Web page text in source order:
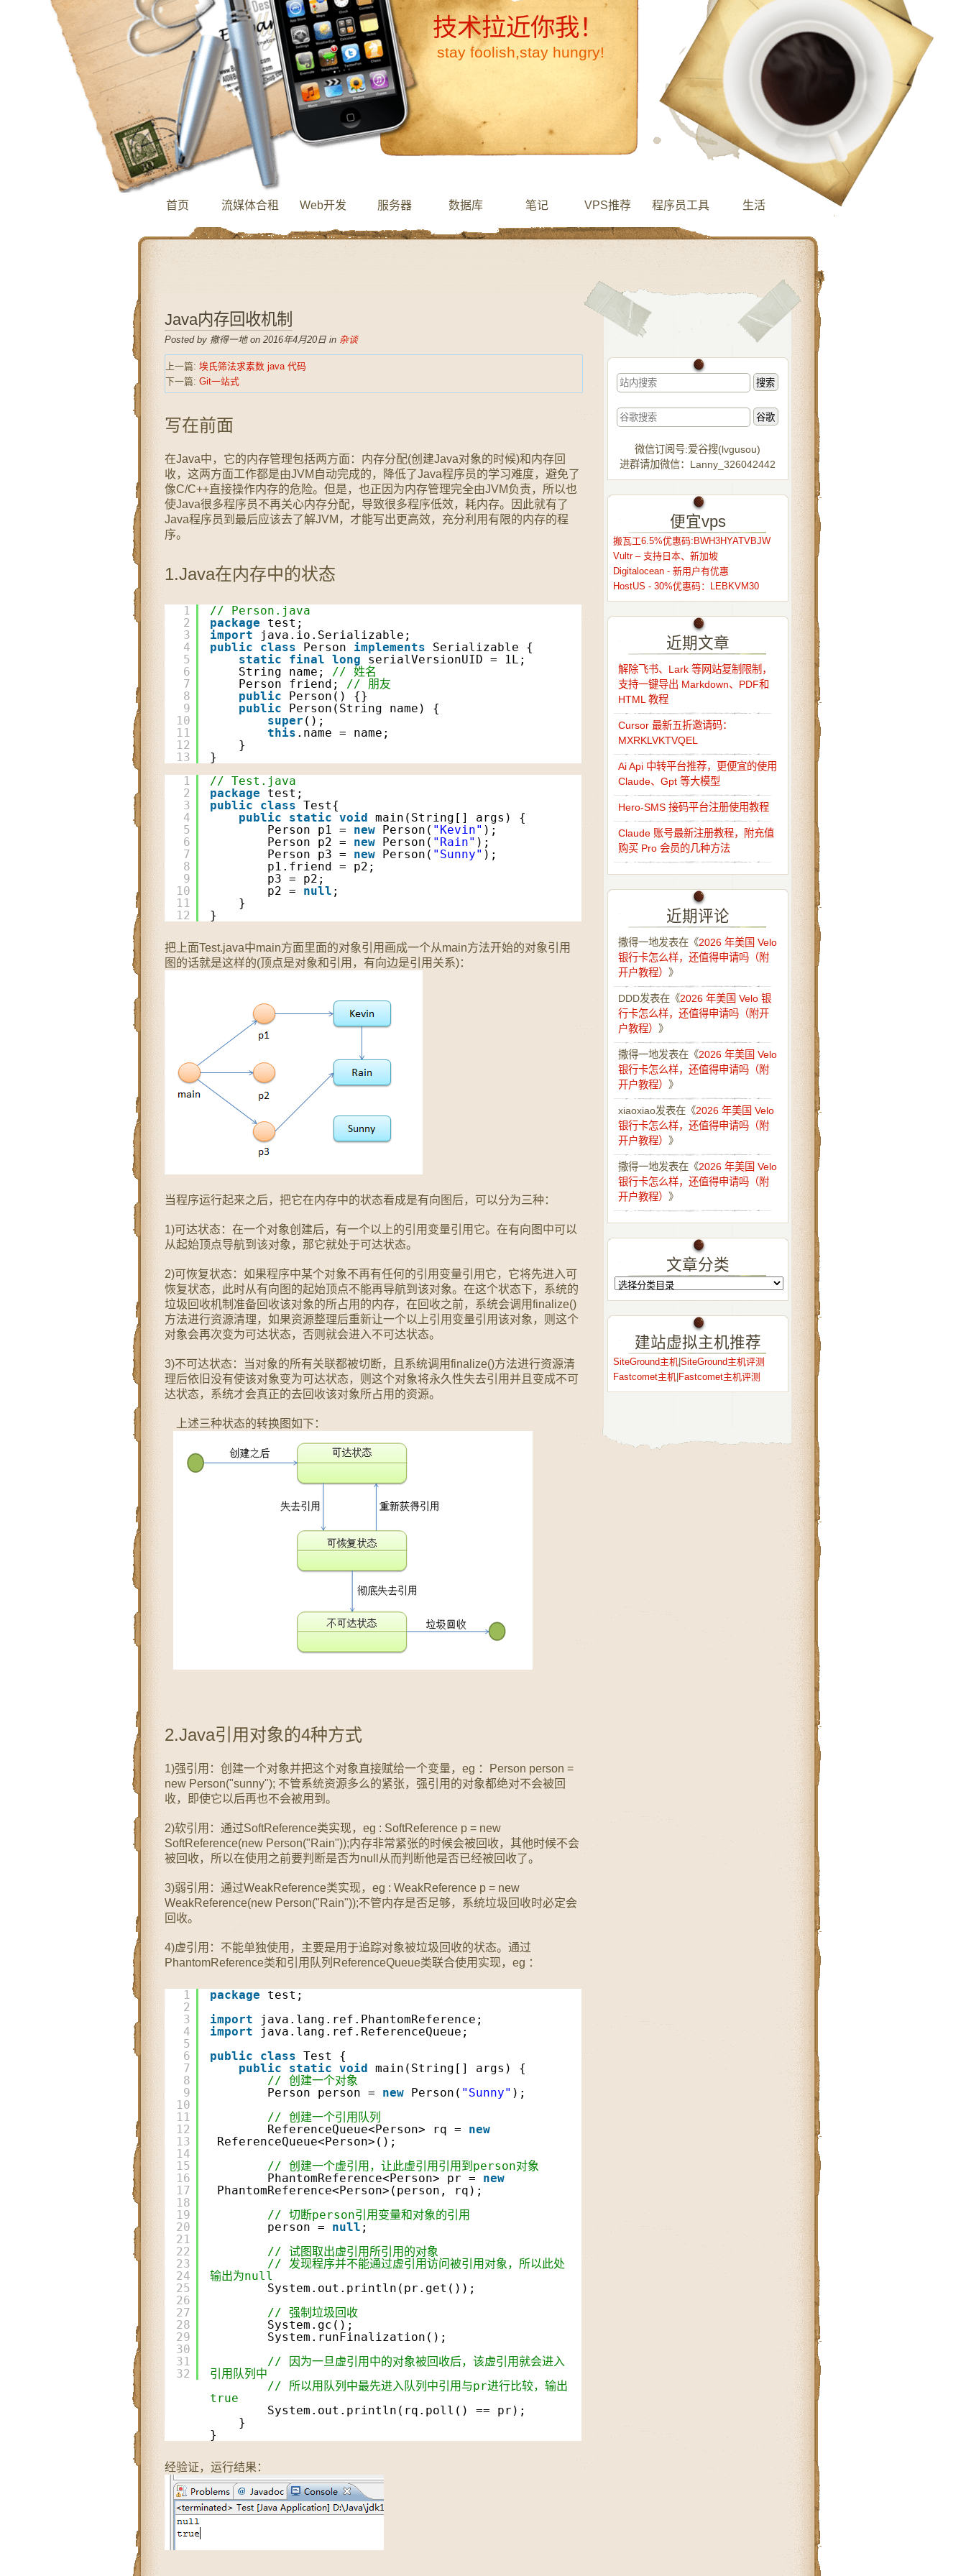
技术拉近你我！
stay foolish,stay hungry!
首页 流媒体合租 Web开发 服务器 数据库 笔记 VPS推荐 程序员工具 生活
Java内存回收机制
Posted by 撒得一地 on 2016年4月20日 in 杂谈
上一篇: 埃氏筛法求素数 java 代码
下一篇: Git一站式
写在前面
在Java中，它的内存管理包括两方面：内存分配(创建Java对象的时候)和内存回
收，这两方面工作都是由JVM自动完成的，降低了Java程序员的学习难度，避免了
像C/C++直接操作内存的危险。但是，也正因为内存管理完全由JVM负责，所以也
使Java很多程序员不再关心内存分配，导致很多程序低效，耗内存。因此就有了
Java程序员到最后应该去了解JVM，才能写出更高效，充分利用有限的内存的程
序。
1.Java在内存中的状态
1
2
3
4
5
6
7
8
9
10
11
12
13
// Person.java
package
test;
import
java.io.Serializable;
public
class Person implements
Serializable {
static
final long
serialVersionUID = 1L;
String name; // 姓名
Person friend; // 朋友
public
Person() {}
public
Person(String name) {
super ();
this .name = name;
}
}
1
2
3
4
5
6
7
8
9
10
11
12
// Test.java
package
test;
public
class Test{
public
static void main(String[] args) {
Person p1 = new Person( "Kevin" );
Person p2 = new Person( "Rain" );
Person p3 = new Person( "Sunny" );
p1.friend = p2;
p3 = p2;
p2 = null ;
}
}
把上面Test.java中main方面里面的对象引用画成一个从main方法开始的对象引用
图的话就是这样的(顶点是对象和引用，有向边是引用关系)：
当程序运行起来之后，把它在内存中的状态看成是有向图后，可以分为三种：
1)可达状态：在一个对象创建后，有一个以上的引用变量引用它。在有向图中可以
从起始顶点导航到该对象，那它就处于可达状态。
2)可恢复状态：如果程序中某个对象不再有任何的引用变量引用它，它将先进入可
恢复状态，此时从有向图的起始顶点不能再导航到该对象。在这个状态下，系统的
垃圾回收机制准备回收该对象的所占用的内存，在回收之前，系统会调用finalize()
方法进行资源清理，如果资源整理后重新让一个以上引用变量引用该对象，则这个
对象会再次变为可达状态，否则就会进入不可达状态。
3)不可达状态：当对象的所有关联都被切断，且系统调用finalize()方法进行资源清
理后依旧没有使该对象变为可达状态，则这个对象将永久性失去引用并且变成不可
达状态，系统才会真正的去回收该对象所占用的资源。
上述三种状态的转换图如下：
2.Java引用对象的4种方式
1)强引用：创建一个对象并把这个对象直接赋给一个变量，eg ：Person person =
new Person("sunny"); 不管系统资源多么的紧张，强引用的对象都绝对不会被回
收，即使它以后再也不会被用到。
2)软引用：通过SoftReference类实现，eg : SoftReference p = new
SoftReference(new Person("Rain"));内存非常紧张的时候会被回收，其他时候不会
被回收，所以在使用之前要判断是否为null从而判断他是否已经被回收了。
3)弱引用：通过WeakReference类实现，eg : WeakReference p = new
WeakReference(new Person("Rain"));不管内存是否足够，系统垃圾回收时必定会
回收。
4)虚引用：不能单独使用，主要是用于追踪对象被垃圾回收的状态。通过
PhantomReference类和引用队列ReferenceQueue类联合使用实现，eg ：
1
2
3
4
5
6
7
8
9
10
11
12
13
14
15
16
17
18
19
20
21
22
23
24
25
26
27
28
29
30
31
32
package
test;
import
java.lang.ref.PhantomReference;
import
java.lang.ref.ReferenceQueue;
public
class Test {
public
static void main(String[] args) {
// 创建一个对象
Person person = new Person( "Sunny" );
// 创建一个引用队列
ReferenceQueue<Person> rq = new
ReferenceQueue<Person>();
// 创建一个虚引用，让此虚引用引用到person对象
PhantomReference<Person> pr = new
PhantomReference<Person>(person, rq);
// 切断person引用变量和对象的引用
person = null ;
// 试图取出虚引用所引用的对象
// 发现程序并不能通过虚引用访问被引用对象，所以此处
输出为null
System.out.println(pr.get());
// 强制垃圾回收
System.gc();
System.runFinalization();
// 因为一旦虚引用中的对象被回收后，该虚引用就会进入
引用队列中
// 所以用队列中最先进入队列中引用与pr进行比较，输出
true
System.out.println(rq.poll() == pr);
}
}
经验证，运行结果：
微信订阅号:爱谷搜(lvgusou)
进群请加微信：Lanny_326042442
便宜vps
搬瓦工6.5%优惠码:BWH3HYATVBJW
Vultr – 支持日本、新加坡
Digitalocean - 新用户有优惠
HostUS - 30%优惠码：LEBKVM30
近期文章
解除飞书、Lark 等网站复制限制，
支持一键导出 Markdown、PDF和
HTML 教程
Cursor 最新五折邀请码：
MXRKLVKTVQEL
Ai Api 中转平台推荐，更便宜的使用
Claude、Gpt 等大模型
Hero-SMS 接码平台注册使用教程
Claude 账号最新注册教程，附充值
购买 Pro 会员的几种方法
近期评论
撒得一地发表在《2026 年美国 Velo
银行卡怎么样，还值得申请吗（附
开户教程） 》
DDD发表在《2026 年美国 Velo 银
行卡怎么样，还值得申请吗（附开
户教程） 》
撒得一地发表在《2026 年美国 Velo
银行卡怎么样，还值得申请吗（附
开户教程） 》
xiaoxiao发表在《2026 年美国 Velo
银行卡怎么样，还值得申请吗（附
开户教程） 》
撒得一地发表在《2026 年美国 Velo
银行卡怎么样，还值得申请吗（附
开户教程） 》
文章分类
建站虚拟主机推荐
SiteGround主机| SiteGround主机评测
Fastcomet主机| Fastcomet主机评测